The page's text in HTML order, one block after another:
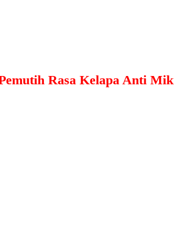
Rasa Kelapa Anti